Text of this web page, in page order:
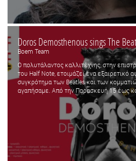
Doros Demosthenous sings The
Boem Team
Ο πολυτάλαντος καλλιτέχνης, στην
του Half Note, ετοιμάζει ένα εξαιρετικό
συγκρότημα των Beatles και των
αγαπήσαμε. Από την Παρασκευή 15 έως